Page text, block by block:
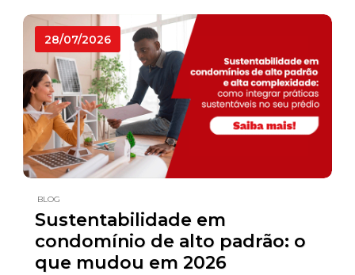
28/07/2026
BLOG
Sustentabilidade em
condomínio de alto padrão: o
que mudou em 2026